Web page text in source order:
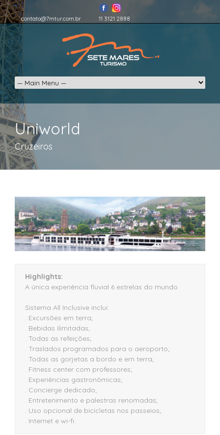
contato@7mtur.com.br 11 3121 2888
Uniworld
Cruzeiros
Highlights:
A única experiência fluvial 6 estrelas do mundo
Sistema All Inclusive inclui:
. Excursões em terra;
. Bebidas ilimitadas;
. Todas as refeições;
. Traslados programados para o aeroporto;
. Todas as gorjetas a bordo e em terra;
. Fitness center com professores;
. Experiências gastronômicas;
. Concierge dedicado;
. Entretenimento e palestras renomadas;
. Uso opcional de bicicletas nos passeios;
. Internet e wi-fi.